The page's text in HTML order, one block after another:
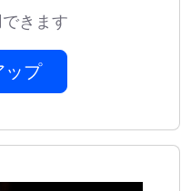
きます
ップ